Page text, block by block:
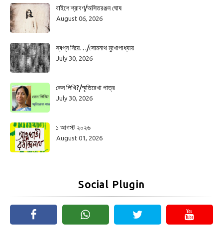
বাইশে শ্রাবণ/অসিতরঞ্জন ঘোষ
August 06, 2026
স্বপ্ন নিয়ে…/সোমনাথ মুখোপাধ্যায়
July 30, 2026
কেন লিখি?/স্মৃতিরেখা পাত্র
July 30, 2026
১ আগস্ট ২০২৬
August 01, 2026
Social Plugin